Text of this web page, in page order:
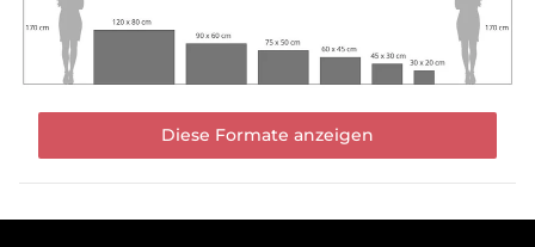
Diese Formate anzeigen